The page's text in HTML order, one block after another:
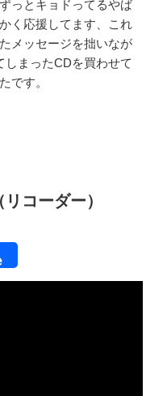
っとキョドってるやば
く応援してます、これ
メッセージを拙いなが
しまったCDを買わせて
です。
コーダー）